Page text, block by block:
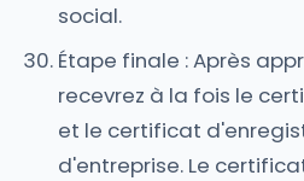
social.
Étape finale : Après
recevrez à la fois le
et le certificat
d'entreprise. Le